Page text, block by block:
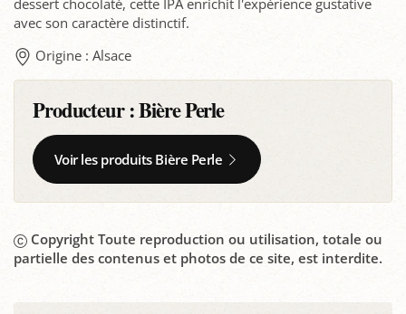
dessert chocolaté, cette IPA enrichit l'expérience gustative
avec son caractère distinctif.
Origine : Alsace
Producteur :Bière Perle
Voir les produits Bière Perle
Copyright Toute reproduction ou utilisation, totale ou
partielle des contenus et photos de ce site, est interdite.